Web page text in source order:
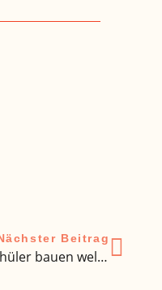
Beitrag
„Schüler bauen weltweit Brücken“